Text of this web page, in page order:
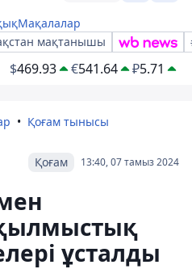
Мақалалар
мақтанышы
$469.93 €541.64 ₽5.71
Қоғам тынысы
13:40, 07 тамыз 2024
Қоғам
ұсталды